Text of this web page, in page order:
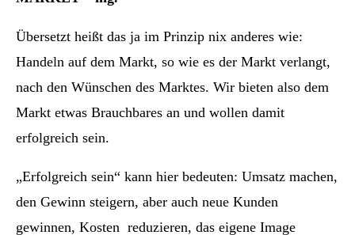
Übersetzt heißt das ja im Prinzip nix anderes wie:
Handeln auf dem Markt, so wie es der Markt verlangt,
nach den Wünschen des Marktes. Wir bieten also dem
Markt etwas Brauchbares an und wollen damit
erfolgreich sein.
„Erfolgreich sein“ kann hier bedeuten: Umsatz machen,
den Gewinn steigern, aber auch neue Kunden
gewinnen, Kosten reduzieren, das eigene Image